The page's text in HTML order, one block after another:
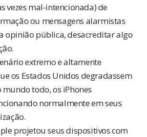
vezes mal-intencionada) de
ou mensagens alarmistas
opinião pública, desacreditar algo
extremo e altamente
os Estados Unidos degradassem
mundo todo, os iPhones
normalmente em seus
projetou seus dispositivos com